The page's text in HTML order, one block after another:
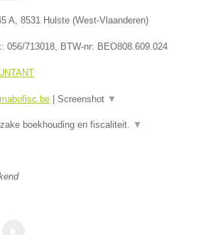
A 8531 Hulste (West-Vlaanderen)
056/713018 , BTW-nr: BEO808.609.024
| Screenshot ▼
boekhouding en fiscaliteit. ▼